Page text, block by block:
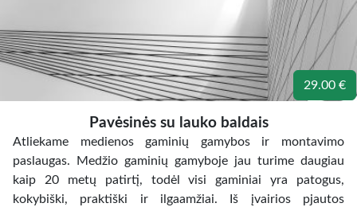
29.00 €
Pavėsinės su lauko baldais
Atliekame medienos gaminių gamybos ir montavimo
paslaugas. Medžio gaminių gamyboje jau turime daugiau
kaip 20 metų patirtį, todėl visi gaminiai yra patogus,
kokybiški, praktiški ir ilgaamžiai. Iš įvairios pjautos